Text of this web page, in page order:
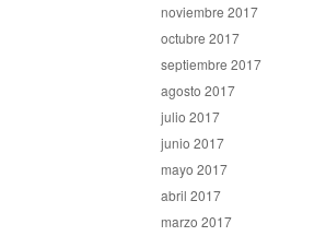
noviembre 2017
octubre 2017
septiembre 2017
agosto 2017
julio 2017
junio 2017
mayo 2017
abril 2017
marzo 2017